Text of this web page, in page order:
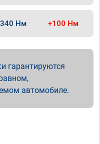
340 Нм +100 Нм
гарантируются
автомобиле.